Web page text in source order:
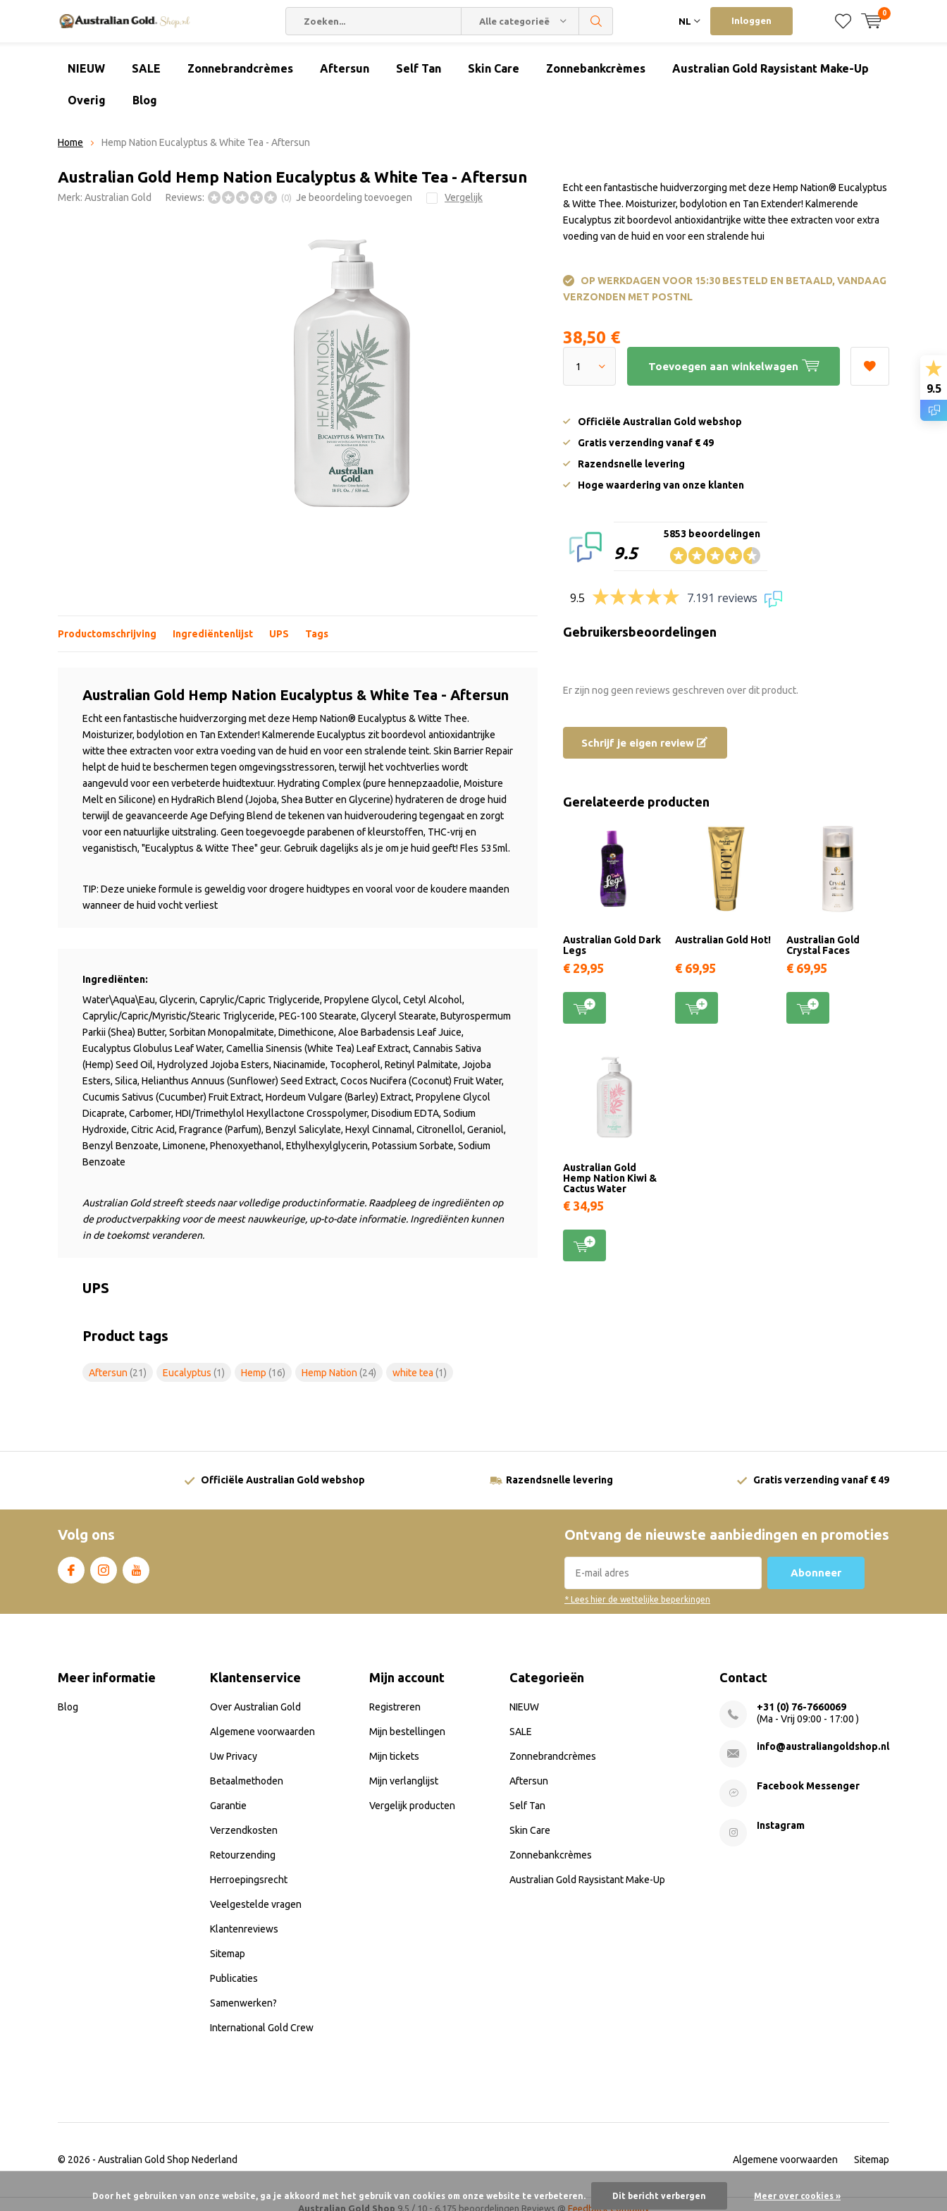
Alle categorieën NL Inloggen
0
NIEUW SALE Zonnebrandcrèmes Aftersun Self Tan Skin Care Zonnebankcrèmes Australian Gold Raysistant Make-Up
Overig Blog
Home Hemp Nation Eucalyptus & White Tea - Aftersun
Australian Gold Hemp Nation Eucalyptus & White Tea - Aftersun
Merk: Australian Gold Reviews: (0) Je beoordeling toevoegen Vergelijk
Echt een fantastische huidverzorging met deze Hemp Nation® Eucalyptus
& Witte Thee. Moisturizer, bodylotion en Tan Extender! Kalmerende
Eucalyptus zit boordevol antioxidantrijke witte thee extracten voor extra
voeding van de huid en voor een stralende hui
OP WERKDAGEN VOOR 15:30 BESTELD EN BETAALD, VANDAAG
VERZONDEN MET POSTNL
38,50 €
Toevoegen aan winkelwagen
Officiële Australian Gold webshop
Gratis verzending vanaf € 49
Razendsnelle levering
Hoge waardering van onze klanten
9.5
5853 beoordelingen
9.5 7.191 reviews
Productomschrijving Ingrediëntenlijst UPS Tags
Australian Gold Hemp Nation Eucalyptus & White Tea - Aftersun
Echt een fantastische huidverzorging met deze Hemp Nation® Eucalyptus & Witte Thee.
Moisturizer, bodylotion en Tan Extender! Kalmerende Eucalyptus zit boordevol antioxidantrijke
witte thee extracten voor extra voeding van de huid en voor een stralende teint. Skin Barrier Repair
helpt de huid te beschermen tegen omgevingsstressoren, terwijl het vochtverlies wordt
aangevuld voor een verbeterde huidtextuur. Hydrating Complex (pure hennepzaadolie, Moisture
Melt en Silicone) en HydraRich Blend (Jojoba, Shea Butter en Glycerine) hydrateren de droge huid
terwijl de geavanceerde Age Defying Blend de tekenen van huidveroudering tegengaat en zorgt
voor een natuurlijke uitstraling. Geen toegevoegde parabenen of kleurstoffen, THC-vrij en
veganistisch, "Eucalyptus & Witte Thee" geur. Gebruik dagelijks als je om je huid geeft! Fles 535ml.
TIP: Deze unieke formule is geweldig voor drogere huidtypes en vooral voor de koudere maanden
wanneer de huid vocht verliest
Ingrediënten:
Water\Aqua\Eau, Glycerin, Caprylic/Capric Triglyceride, Propylene Glycol, Cetyl Alcohol,
Caprylic/Capric/Myristic/Stearic Triglyceride, PEG-100 Stearate, Glyceryl Stearate, Butyrospermum
Parkii(Shea) Butter, Sorbitan Monopalmitate, Dimethicone, Aloe Barbadensis Leaf Juice,
Eucalyptus Globulus Leaf Water, Camellia Sinensis (White Tea) Leaf Extract, Cannabis Sativa
(Hemp) Seed Oil, Hydrolyzed Jojoba Esters, Niacinamide, Tocopherol, Retinyl Palmitate, Jojoba
Esters, Silica, Helianthus Annuus (Sunflower) Seed Extract, Cocos Nucifera (Coconut) Fruit Water,
Cucumis Sativus (Cucumber) Fruit Extract, Hordeum Vulgare (Barley) Extract, Propylene Glycol
Dicaprate, Carbomer, HDI/Trimethylol Hexyllactone Crosspolymer, Disodium EDTA, Sodium
Hydroxide, Citric Acid, Fragrance (Parfum), Benzyl Salicylate, Hexyl Cinnamal, Citronellol, Geraniol,
Benzyl Benzoate, Limonene, Phenoxyethanol, Ethylhexylglycerin, Potassium Sorbate, Sodium
Benzoate
Australian Gold streeft steeds naar volledige productinformatie. Raadpleeg de ingrediënten op
de productverpakking voor de meest nauwkeurige, up-to-date informatie. Ingrediënten kunnen
in de toekomst veranderen.
UPS
Product tags
Aftersun (21) Eucalyptus (1) Hemp (16) Hemp Nation (24) white tea (1)
Gebruikersbeoordelingen
Er zijn nog geen reviews geschreven over dit product.
Schrijf je eigen review
Gerelateerde producten
Australian Gold Dark
Legs
€ 29,95
Australian Gold Hot!
€ 69,95
Australian Gold
Crystal Faces
€ 69,95
Australian Gold
Hemp Nation Kiwi &
Cactus Water
€ 34,95
Officiële Australian Gold webshop Razendsnelle levering Gratis verzending vanaf € 49
Volg ons Ontvang de nieuwste aanbiedingen en promoties
Abonneer
* Lees hier de wettelijke beperkingen
Meer informatie
Blog
Klantenservice
Over Australian Gold
Algemene voorwaarden
Uw Privacy
Betaalmethoden
Garantie
Verzendkosten
Retourzending
Herroepingsrecht
Veelgestelde vragen
Klantenreviews
Sitemap
Publicaties
Samenwerken?
International Gold Crew
Mijn account
Registreren
Mijn bestellingen
Mijn tickets
Mijn verlanglijst
Vergelijk producten
Categorieën
NIEUW
SALE
Zonnebrandcrèmes
Aftersun
Self Tan
Skin Care
Zonnebankcrèmes
Australian Gold Raysistant Make-Up
Contact
+31 (0) 76-7660069
(Ma - Vrij 09:00 - 17:00 )
info@australiangoldshop.nl
Facebook Messenger
Instagram
© 2026 - Australian Gold Shop Nederland Algemene voorwaarden Sitemap
Australian Gold Shop 9,5 / 10 - 6.175 beoordelingen Reviews @ Feedback Company
9.5
Door het gebruiken van onze website, ga je akkoord met het gebruik van cookies om onze website te verbeteren. Dit bericht verbergen Meer over cookies »